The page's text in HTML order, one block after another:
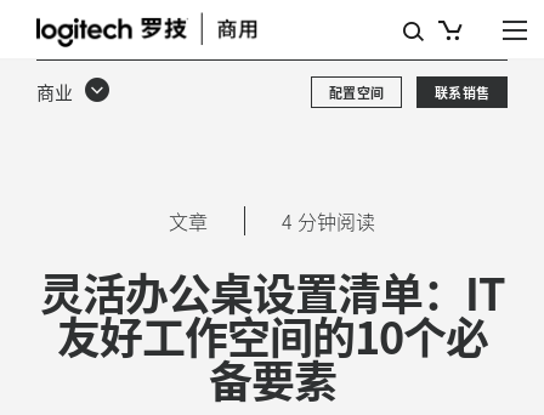
灵
活
置
商业 联系销售
配置空间
文章 4 分钟阅读
灵活办公桌设置清单：IT
友好工作空间的10个必
备要素